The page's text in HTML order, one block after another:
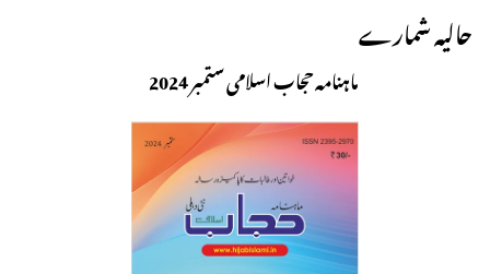
حالیہ شمارے
ماہنامہ حجاب اسلامی ستمبر 2024